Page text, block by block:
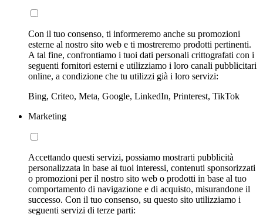
Con il tuo consenso, ti informeremo anche su promozioni
esterne al nostro sito web e ti mostreremo prodotti pertinenti.
A tal fine, confrontiamo i tuoi dati personali crittografati con i
seguenti fornitori esterni e utilizziamo i loro canali pubblicitari
online, a condizione che tu utilizzi già i loro servizi:
Bing, Criteo, Meta, Google, LinkedIn, Printerest, TikTok
Marketing
Accettando questi servizi, possiamo mostrarti pubblicità
personalizzata in base ai tuoi interessi, contenuti sponsorizzati
o promozioni per il nostro sito web o prodotti in base al tuo
comportamento di navigazione e di acquisto, misurandone il
successo. Con il tuo consenso, su questo sito utilizziamo i
seguenti servizi di terze parti: